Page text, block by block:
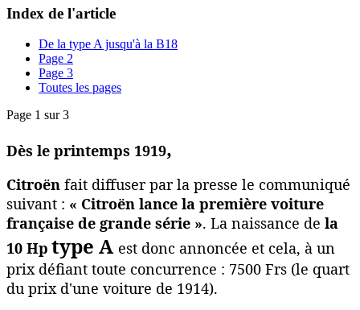
Index de l'article
De la type A jusqu'à la B18
Page 2
Page 3
Toutes les pages
Page 1 sur 3
Dès le printemps 1919,
Citroën fait diffuser par la presse le communiqué
suivant : « Citroën lance la première voiture
française de grande série ». La naissance de la
10 Hp type A est donc annoncée et cela, à un
prix défiant toute concurrence : 7500 Frs (le quart
du prix d'une voiture de 1914).